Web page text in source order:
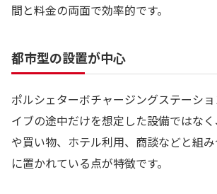
間と料金の両面で効率的です。
都市型の設置が中心
ポルシェターボチャージングステーシ
イブの途中だけを想定した設備ではな
や買い物、ホテル利用、商談などと組
に置かれている点が特徴です。